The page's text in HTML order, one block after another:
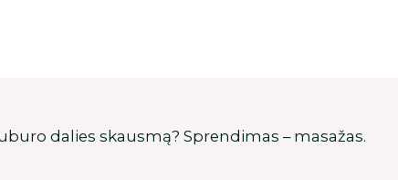
dalies skausmą? Sprendimas – masažas.